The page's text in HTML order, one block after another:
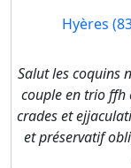
Hyères
Salut les coquins
couple en trio ffh
crades et
et préservatif